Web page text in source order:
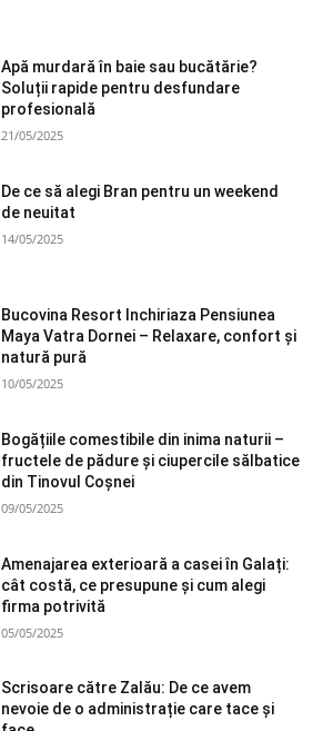
Apă murdară în baie sau bucătărie?
Soluții rapide pentru desfundare
profesională
21/05/2025
De ce să alegi Bran pentru un weekend
de neuitat
14/05/2025
Bucovina Resort Inchiriaza Pensiunea
Maya Vatra Dornei – Relaxare, confort și
natură pură
10/05/2025
Bogățiile comestibile din inima naturii –
fructele de pădure și ciupercile sălbatice
din Tinovul Coșnei
09/05/2025
Amenajarea exterioară a casei în Galați:
cât costă, ce presupune și cum alegi
firma potrivită
05/05/2025
Scrisoare către Zalău: De ce avem
nevoie de o administrație care tace și